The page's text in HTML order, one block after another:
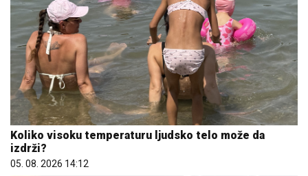
Koliko visoku temperaturu ljudsko telo može da
izdrži?
05. 08. 2026 14:12